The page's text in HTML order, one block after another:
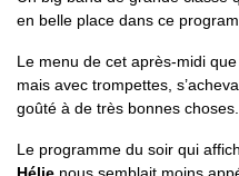
en belle place dans ce
Le menu de cet après-midi
mais avec trompettes,
goûté à de très bonnes choses.
Le programme du soir qui
Hélie nous semblait moins